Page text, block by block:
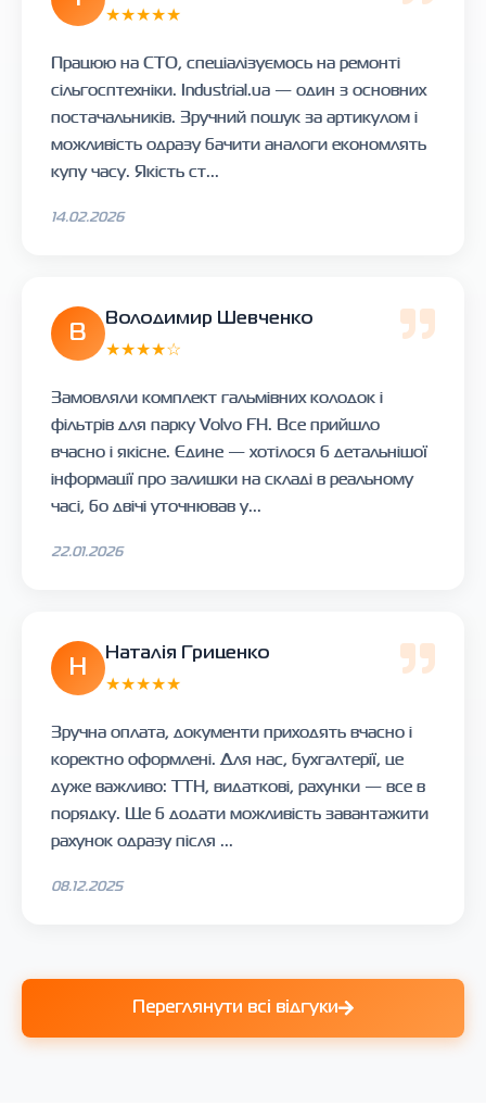
★★★★★
Працюю на СТО, спеціалізуємось на ремонті
сільгосптехніки. Industrial.ua — один з основних
постачальників. Зручний пошук за артикулом і
можливість одразу бачити аналоги економлять
купу часу. Якість ст...
14.02.2026
В
Володимир Шевченко
★★★★☆
Замовляли комплект гальмівних колодок і
фільтрів для парку Volvo FH. Все прийшло
вчасно і якісне. Єдине — хотілося б детальнішої
інформації про залишки на складі в реальному
часі, бо двічі уточнював у...
22.01.2026
Н
Наталія Гриценко
★★★★★
Зручна оплата, документи приходять вчасно і
коректно оформлені. Для нас, бухгалтерії, це
дуже важливо: ТТН, видаткові, рахунки — все в
порядку. Ще б додати можливість завантажити
рахунок одразу після ...
08.12.2025
Переглянути всі відгуки